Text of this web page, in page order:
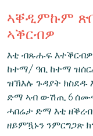
ኣቐዲምኩም
ኣቕርብዎ
እቲ ብጹሑፍ
ከተማ/ ዓቢ ከተማ
ዝኽእሉ ጉዳያት ክስደዱ
ድማ ኣብ ውሽጢ 6
ሓበሬታ ድማ እቲ
ዘይምዃኑን ንምርግጋጽ